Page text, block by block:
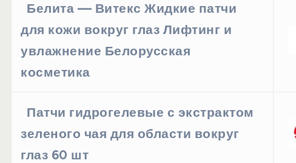
Белита — Витекс Жидкие патчи
для кожи вокруг глаз Лифтинг и
увлажнение Белорусская
косметика
Патчи гидрогелевые с экстрактом
зеленого чая для области вокруг
глаз 60 шт